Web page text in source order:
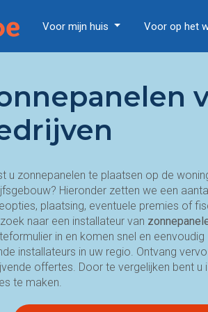
Voor mijn huis Voor op het
u zonnepanelen te plaatsen op de
Hieronder zetten we een
plaatsing, eventuele premies of
naar een installateur van
in en komen snel en
installateurs in uw regio. Ontvang
offertes. Door te vergelijken bent
te maken.